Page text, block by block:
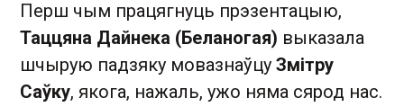
Перш чым працягнуць прэзентацыю,
Таццяна Дайнека (Беланогая) выказала
шчырую падзяку мовазнаўцу Змітру
Саўку, якога, нажаль, ужо няма сярод нас.